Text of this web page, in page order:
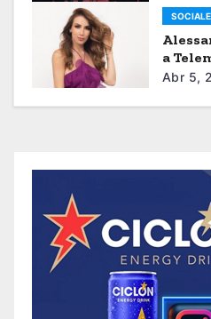
a
Abr 5,